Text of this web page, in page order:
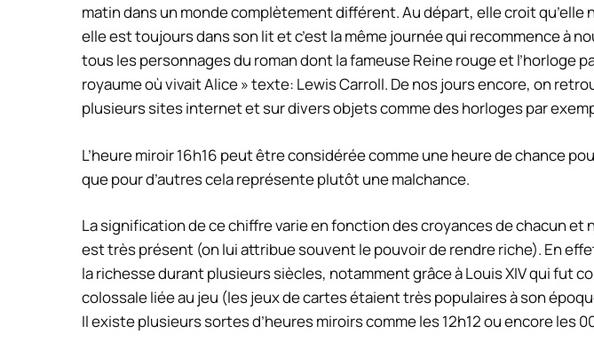
matin dans un monde complètement différent. Au départ, elle croit qu’elle
elle est toujours dans son lit et c’est la même journée qui recommence à
tous les personnages du roman dont la fameuse Reine rouge et l’horloge
royaume où vivait Alice » texte: Lewis Carroll. De nos jours encore, on
plusieurs sites internet et sur divers objets comme des horloges par
L’heure miroir 16h16 peut être considérée comme une heure de chance
que pour d’autres cela représente plutôt une malchance.
La signification de ce chiffre varie en fonction des croyances de chacun et
est très présent (on lui attribue souvent le pouvoir de rendre riche). En
la richesse durant plusieurs siècles, notamment grâce à Louis XIV qui fut
colossale liée au jeu (les jeux de cartes étaient très populaires à son
Il existe plusieurs sortes d’heures miroirs comme les 12h12 ou encore les